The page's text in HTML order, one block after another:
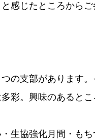
感じたところからご
の支部があります
彩。興味のあると
生協強化月間・も